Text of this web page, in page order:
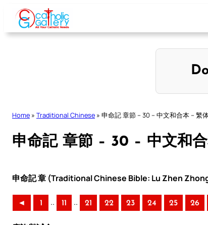
Skip
content
Home » Traditional Chinese » 申命記 章節 – 30 – 中文和合本 – 繁
申命記 章節 – 30 – 中文和
申命記 章 (Traditional Chinese Bible: Lu Zhen
◄ 1 .. 11 .. 21 22 23 24 25 26